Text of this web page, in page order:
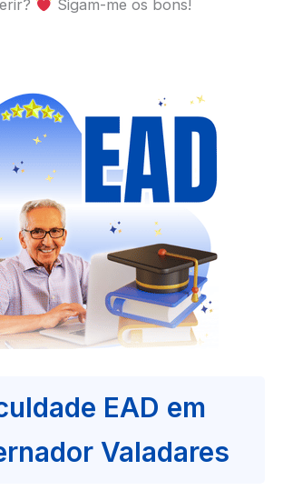
Sigam-me os bons!
EAD em
Valadares